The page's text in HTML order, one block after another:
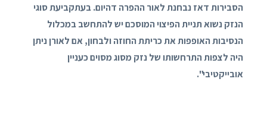
הסבירות דאז נבחנת לאור ההפרה דהיום. בעתקביעת סוגי
הנזק נשוא תניית הפיצוי המוסכם יש להתחשב במכלול
הנסיבות האופפות את כריתת החוזה ולבחון, אם לאורן ניתן
היה לצפות התרחשותו של נזק מסוג מסוים כעניין
אובייקטיבי".